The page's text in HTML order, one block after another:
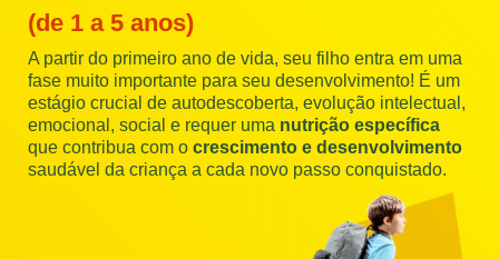
(de 1 a 5 anos)
A partir do primeiro ano de vida, seu filho entra em uma
fase muito importante para seu desenvolvimento! É um
estágio crucial de autodescoberta, evolução intelectual,
emocional, social e requer uma nutrição específica
que contribua com o crescimento e desenvolvimento
saudável da criança a cada novo passo conquistado.